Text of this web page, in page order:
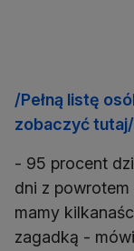
/Pełną listę
zobaczyć tutaj/
- 95 procent
dni z
mamy
zagadką -